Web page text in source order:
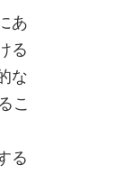
あ
る
な
こ
る